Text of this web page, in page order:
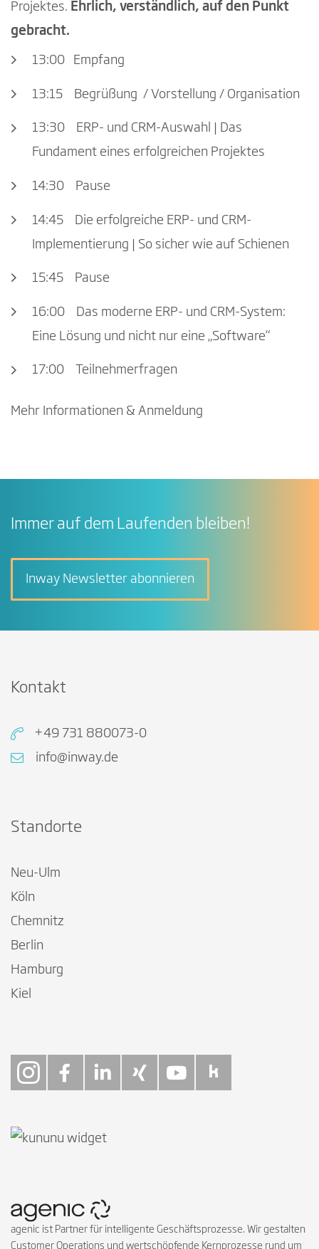
Projektes. Ehrlich, verständlich, auf den Punkt
gebracht.
13:00 Empfang
13:15 Begrüßung / Vorstellung / Organisation
13:30 ERP- und CRM-Auswahl | Das
Fundament eines erfolgreichen Projektes
14:30 Pause
14:45 Die erfolgreiche ERP- und CRM-
Implementierung | So sicher wie auf Schienen
15:45 Pause
16:00 Das moderne ERP- und CRM-System:
Eine Lösung und nicht nur eine „Software“
17:00 Teilnehmerfragen
Mehr Informationen & Anmeldung
Immer auf dem Laufenden bleiben!
Inway Newsletter abonnieren
Kontakt
+49 731 880073-0
info@inway.de
Standorte
Neu-Ulm
Köln
Chemnitz
Berlin
Hamburg
Kiel
agenic ist Partner für intelligente Geschäftsprozesse. Wir gestalten
Customer Operations und wertschöpfende Kernprozesse rund um